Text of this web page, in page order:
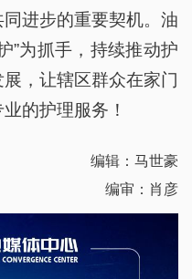
进步的重要契机。油
”为抓手，持续推动护
，让辖区群众在家门
的护理服务！
编辑：马世豪
编审：肖彦